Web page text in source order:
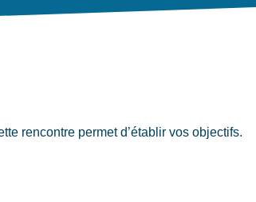
rencontre permet d’établir vos objectifs.